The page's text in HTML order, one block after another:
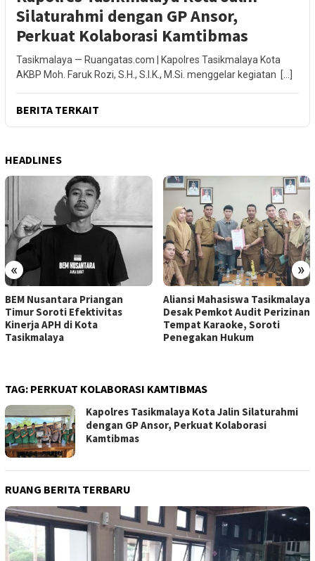
Silaturahmi dengan GP Ansor,
Perkuat Kolaborasi Kamtibmas
Tasikmalaya — Ruangatas.com | Kapolres Tasikmalaya Kota
AKBP Moh. Faruk Rozi, S.H., S.I.K., M.Si. menggelar kegiatan […]
BERITA TERKAIT
HEADLINES
« »
BEM Nusantara Priangan
Timur Soroti Efektivitas
Kinerja APH di Kota
Tasikmalaya
Aliansi Mahasiswa Tasikmalaya
Desak Pemkot Audit Perizinan
Tempat Karaoke, Soroti
Penegakan Hukum
TAG: PERKUAT KOLABORASI KAMTIBMAS
Kapolres Tasikmalaya Kota Jalin Silaturahmi
dengan GP Ansor, Perkuat Kolaborasi
Kamtibmas
RUANG BERITA TERBARU